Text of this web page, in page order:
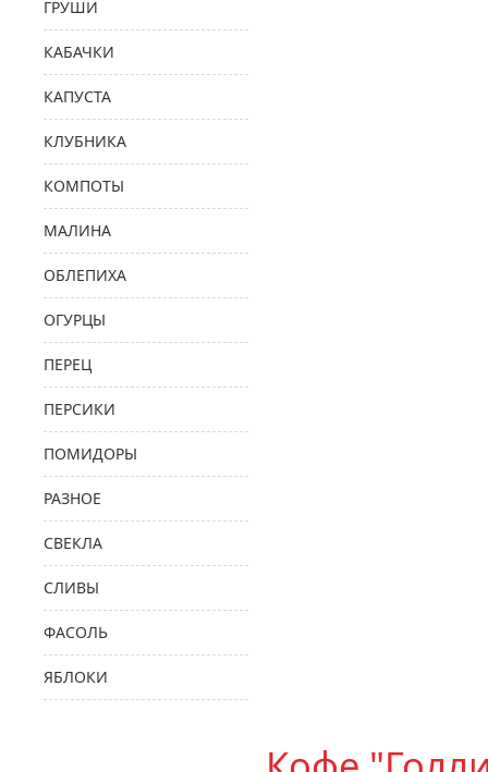
ГРУШИ
КАБАЧКИ
КАПУСТА
КЛУБНИКА
КОМПОТЫ
МАЛИНА
ОБЛЕПИХА
ОГУРЦЫ
ПЕРЕЦ
ПЕРСИКИ
ПОМИДОРЫ
РАЗНОЕ
СВЕКЛА
СЛИВЫ
ФАСОЛЬ
ЯБЛОКИ